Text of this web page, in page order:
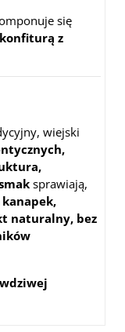
się
z
wiejski
sprawiają,
naturalny, bez